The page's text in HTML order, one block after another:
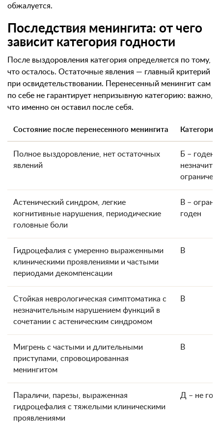
обжалуется.
Последствия менингита: от чего
зависит категория годности
После выздоровления категория определяется по тому,
что осталось. Остаточные явления — главный критерий
при освидетельствовании. Перенесенный менингит сам
по себе не гарантирует непризывную категорию: важно,
что именно он оставил после себя.
Состояние после перенесенного менингита Категория
Полное выздоровление, нет остаточных
явлений
Б – годен с
Астенический синдром, легкие
когнитивные нарушения, периодические
головные боли
В –
годен
Гидроцефалия с умеренно выраженными
клиническими проявлениями и частыми
периодами декомпенсации
В
Стойкая неврологическая симптоматика с
незначительным нарушением функций в
сочетании с астеническим синдромом
В
Мигрень с частыми и длительными
приступами, спровоцированная
менингитом
В
Параличи, парезы, выраженная
гидроцефалия с тяжелыми клиническими
проявлениями
Д – не